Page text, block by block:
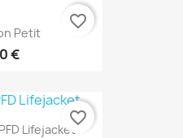
Petit
€
favorite_border
Lifejacket
favorite_border